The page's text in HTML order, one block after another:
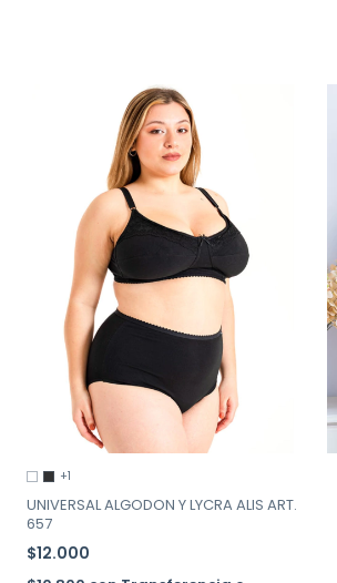
+1
UNIVERSAL ALGODON Y LYCRA ALIS ART.
657
$12.000